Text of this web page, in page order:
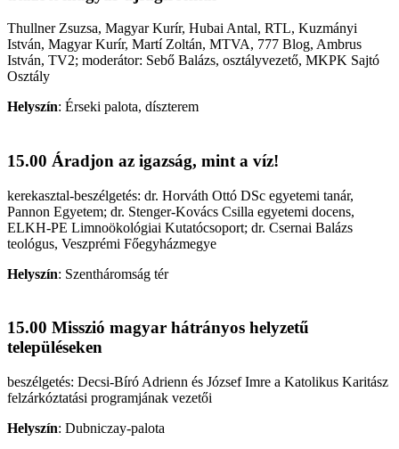
Thullner Zsuzsa, Magyar Kurír, Hubai Antal, RTL, Kuzmányi
István, Magyar Kurír, Martí Zoltán, MTVA, 777 Blog, Ambrus
István, TV2; moderátor: Sebő Balázs, osztályvezető, MKPK Sajtó
Osztály
Helyszín: Érseki palota, díszterem
15.00 Áradjon az igazság, mint a víz!
kerekasztal-beszélgetés: dr. Horváth Ottó DSc egyetemi tanár,
Pannon Egyetem; dr. Stenger-Kovács Csilla egyetemi docens,
ELKH-PE Limnoökológiai Kutatócsoport; dr. Csernai Balázs
teológus, Veszprémi Főegyházmegye
Helyszín: Szentháromság tér
15.00 Misszió magyar hátrányos helyzetű
településeken
beszélgetés: Decsi-Bíró Adrienn és József Imre a Katolikus Karitász
felzárkóztatási programjának vezetői
Helyszín: Dubniczay-palota